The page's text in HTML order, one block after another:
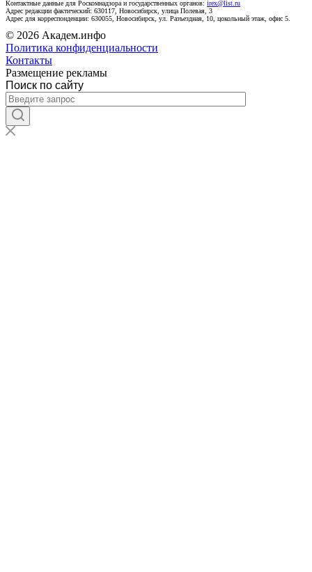
Контактные данные для Роскомнадзора и государственных органов: irex@list.ru
Адрес редакции фактический: 630117, Новосибирск, улица Полевая, 3
Адрес для корреспонденции: 630055, Новосибирск, ул. Разъездная, 10, цокольный этаж, офис 5.
© 2026 Академ.инфо
Политика конфиденциальности
Контакты
Размещение рекламы
Поиск по сайту